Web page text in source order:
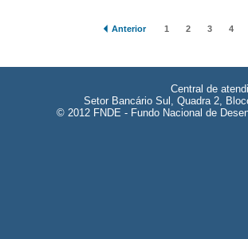
Anterior 1 2 3 4
Central de
Setor Bancário Sul, Quadra 2,
© 2012 FNDE - Fundo Nacional de